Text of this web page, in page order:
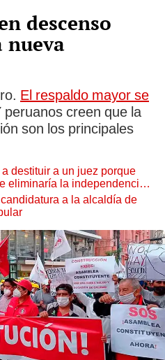
descenso
nueva
El respaldo mayor se
peruanos creen que la
son los principales
destituir a un juez porque
eliminaría la independencia
a la alcaldía de